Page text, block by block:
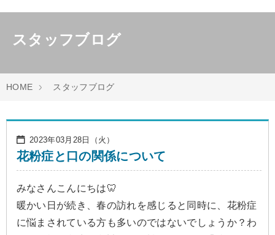
スタッフブログ
HOME スタッフブログ
2023年03月28日（火）
花粉症と口の関係について
みなさんこんにちは🦷
暖かい日が続き、春の訪れを感じると同時に、花粉症
に悩まされている方も多いのではないでしょうか？わ